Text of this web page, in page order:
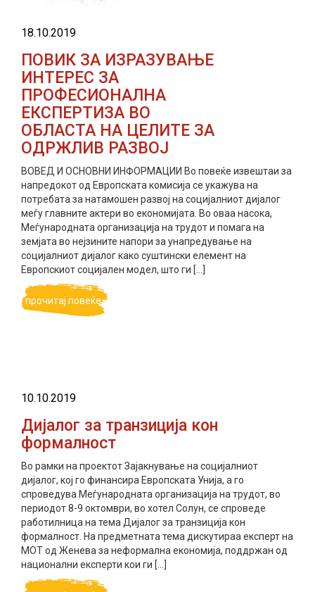
18.10.2019
ПОВИК ЗА ИЗРАЗУВАЊЕ
ИНТЕРЕС ЗА
ПРОФЕСИОНАЛНА
ЕКСПЕРТИЗА ВО
ОБЛАСТА НА ЦЕЛИТЕ ЗА
ОДРЖЛИВ РАЗВОЈ
ВОВЕД И ОСНОВНИ ИНФОРМАЦИИ Во повеќе извештаи за
напредокот од Европската комисија се укажува на
потребата за натамошен развој на социјалниот дијалог
меѓу главните актери во економијата. Во оваа насока,
Меѓународната организација на трудот и помага на
земјата во нејзините напори за унапредување на
социјалниот дијалог како суштински елемент на
Европскиот социјален модел, што ги […]
прочитај повеќе
10.10.2019
Дијалог за транзиција кон
формалност
Во рамки на проектот Зајакнување на социјалниот
дијалог, кој го финансира Европската Унија, а го
спроведува Меѓународната организација на трудот, во
периодот 8-9 октомври, во хотел Солун, се спроведе
работилница на тема Дијалог за транзиција кон
формалност. На предметната тема дискутираа експерт на
МОТ од Женева за неформална економија, поддржан од
национални експерти кои ги […]